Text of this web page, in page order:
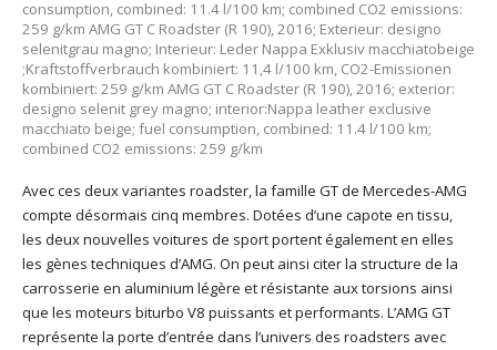
consumption, combined: 11.4 l/100 km; combined CO2 emissions:
259 g/km AMG GT C Roadster (R 190), 2016; Exterieur: designo
selenitgrau magno; Interieur: Leder Nappa Exklusiv macchiatobeige
;Kraftstoffverbrauch kombiniert: 11,4 l/100 km, CO2-Emissionen
kombiniert: 259 g/km AMG GT C Roadster (R 190), 2016; exterior:
designo selenit grey magno; interior:Nappa leather exclusive
macchiato beige; fuel consumption, combined: 11.4 l/100 km;
combined CO2 emissions: 259 g/km
Avec ces deux variantes roadster, la famille GT de Mercedes-AMG
compte désormais cinq membres. Dotées d’une capote en tissu,
les deux nouvelles voitures de sport portent également en elles
les gènes techniques d’AMG. On peut ainsi citer la structure de la
carrosserie en aluminium légère et résistante aux torsions ainsi
que les moteurs biturbo V8 puissants et performants. L’AMG GT
représente la porte d’entrée dans l’univers des roadsters avec